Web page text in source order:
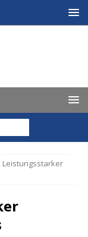
Leistungsstarker